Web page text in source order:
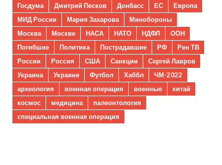
Госдума
Дмитрий Песков Донбасс ЕС
Европа
МИД России
Мария Захарова
Минобороны
Москва
Москве НАСА НАТО НДФЛ
ООН
Погибшие
Политика Пострадавшие РФ
Рен ТВ
России
Россия США Санкции
Сергей Лавров
Украина
Украине Футбол Хаббл
ЧМ-2022
археология
военная операция военные
китай
космос
медицина
палеонтология
специальная военная операция